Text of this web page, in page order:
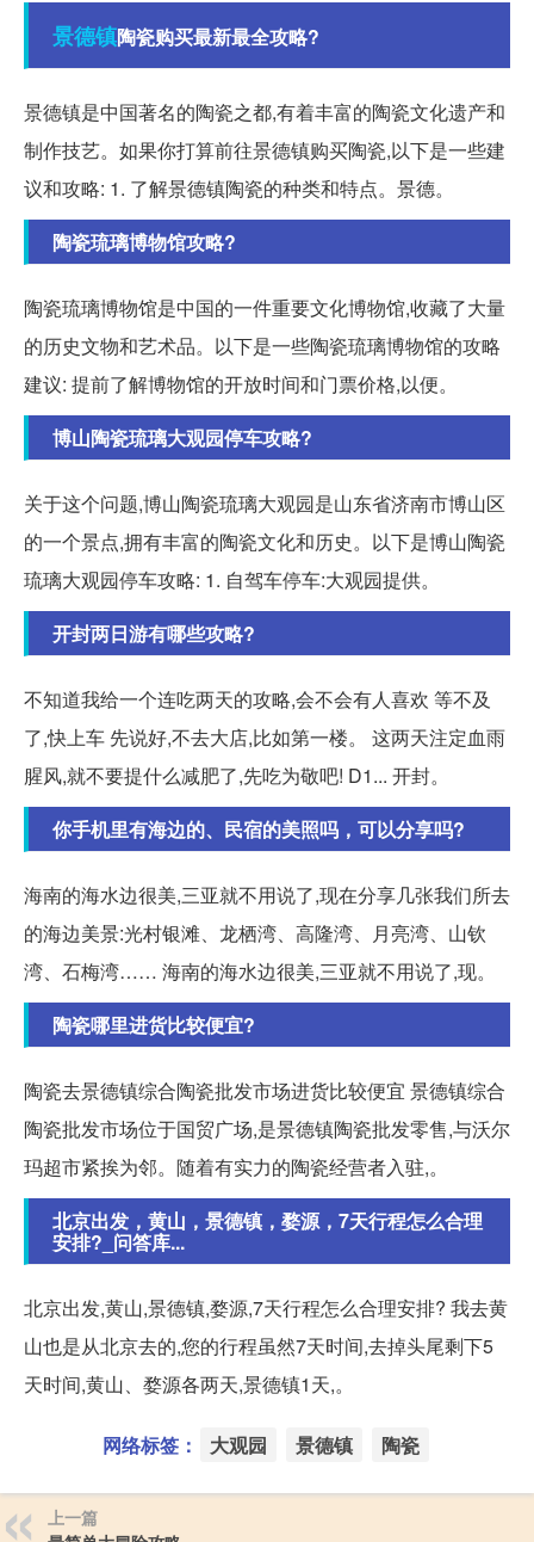
景德镇陶瓷购买最新最全攻略?
景德镇是中国著名的陶瓷之都,有着丰富的陶瓷文化遗产和
制作技艺。如果你打算前往景德镇购买陶瓷,以下是一些建
议和攻略: 1. 了解景德镇陶瓷的种类和特点。景德。
陶瓷琉璃博物馆攻略?
陶瓷琉璃博物馆是中国的一件重要文化博物馆,收藏了大量
的历史文物和艺术品。以下是一些陶瓷琉璃博物馆的攻略
建议: 提前了解博物馆的开放时间和门票价格,以便。
博山陶瓷琉璃大观园停车攻略?
关于这个问题,博山陶瓷琉璃大观园是山东省济南市博山区
的一个景点,拥有丰富的陶瓷文化和历史。以下是博山陶瓷
琉璃大观园停车攻略: 1. 自驾车停车:大观园提供。
开封两日游有哪些攻略?
不知道我给一个连吃两天的攻略,会不会有人喜欢 等不及
了,快上车 先说好,不去大店,比如第一楼。 这两天注定血雨
腥风,就不要提什么减肥了,先吃为敬吧! D1... 开封。
你手机里有海边的、民宿的美照吗，可以分享吗?
海南的海水边很美,三亚就不用说了,现在分享几张我们所去
的海边美景:光村银滩、龙栖湾、高隆湾、月亮湾、山钦
湾、石梅湾…… 海南的海水边很美,三亚就不用说了,现。
陶瓷哪里进货比较便宜?
陶瓷去景德镇综合陶瓷批发市场进货比较便宜 景德镇综合
陶瓷批发市场位于国贸广场,是景德镇陶瓷批发零售,与沃尔
玛超市紧挨为邻。随着有实力的陶瓷经营者入驻,。
北京出发，黄山，景德镇，婺源，7天行程怎么合理
安排?_问答库...
北京出发,黄山,景德镇,婺源,7天行程怎么合理安排? 我去黄
山也是从北京去的,您的行程虽然7天时间,去掉头尾剩下5
天时间,黄山、婺源各两天,景德镇1天,。
网络标签： 大观园 景德镇 陶瓷
上一篇